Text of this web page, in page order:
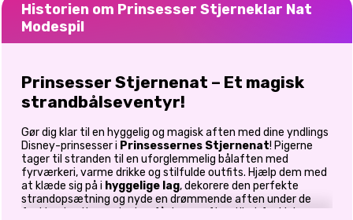
Historien om Prinsesser Stjerneklar Nat
Modespil
Prinsesser Stjernenat – Et magisk
strandbålseventyr!
Gør dig klar til en hyggelig og magisk aften med dine yndlings
Disney-prinsesser i Prinsessernes Stjernenat! Pigerne
tager til stranden til en uforglemmelig bålaften med
fyrværkeri, varme drikke og stilfulde outfits. Hjælp dem med
at klæde sig på i hyggelige lag, dekorere den perfekte
strandopsætning og nyde en drømmende aften under de
funklende stjerner. Lad os få denne aften til at funkle!